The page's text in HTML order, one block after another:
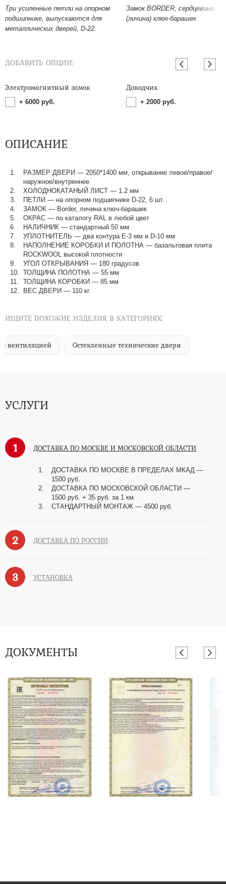
Три усиленные петли на опорном
подшипнике, выпускаются для
металлических дверей, D-22.
Замок BORDER, сердцевина
(личина) ключ-барашек
ДОБАВИТЬ ОПЦИИ:
Электромагнитный замок
+ 6000 руб.
Доводчик
+ 2000 руб.
ОПИСАНИЕ
РАЗМЕР ДВЕРИ — 2050*1400 мм, открывание левое/правое/
наружное/внутреннее
ХОЛОДНОКАТАНЫЙ ЛИСТ — 1,2 мм
ПЕТЛИ — на опорном подшипнике D-22, 6 шт.
ЗАМОК — Border, личина ключ-барашек
ОКРАС — по каталогу RAL в любой цвет​​​​​​​
НАЛИЧНИК — стандартный 50 мм
УПЛОТНИТЕЛЬ — два контура Е-3 мм и D-10 мм
НАПОЛНЕНИЕ КОРОБКИ И ПОЛОТНА — базальтовая плита
ROCKWOOL высокой плотности
УГОЛ ОТКРЫВАНИЯ — 180 градусов
ТОЛЩИНА ПОЛОТНА — 55 мм
ТОЛЩИНА КОРОБКИ — 85 мм
ВЕС ДВЕРИ — 110 кг
ИЩИТЕ ПОХОЖИЕ ИЗДЕЛИЯ В КАТЕГОРИЯХ:
вентиляцией Остекленные технические двери
УСЛУГИ
1 ДОСТАВКА ПО МОСКВЕ И МОСКОВСКОЙ ОБЛАСТИ
ДОСТАВКА ПО МОСКВЕ В ПРЕДЕЛАХ МКАД —
1500 руб.
ДОСТАВКА ПО МОСКОВСКОЙ ОБЛАСТИ —
1500 руб. + 35 руб. за 1 км
СТАНДАРТНЫЙ МОНТАЖ — 4500 руб.
2 ДОСТАВКА ПО РОССИИ
3 УСТАНОВКА
ДОКУМЕНТЫ